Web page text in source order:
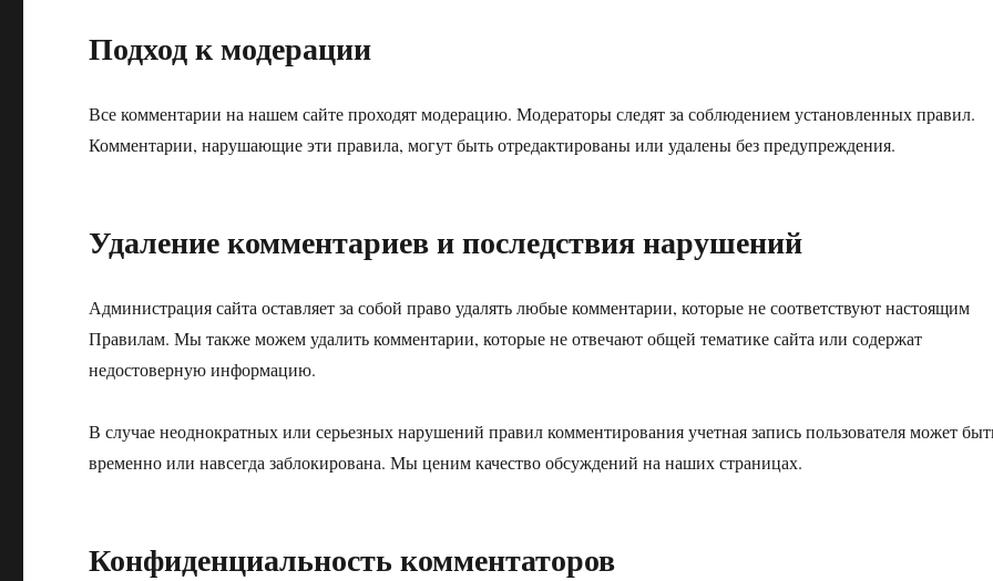
Подход к модерации
Все комментарии на нашем сайте проходят модерацию. Модераторы следят за соблюдением установленных правил.
Комментарии, нарушающие эти правила, могут быть отредактированы или удалены без предупреждения.
Удаление комментариев и последствия нарушений
Администрация сайта оставляет за собой право удалять любые комментарии, которые не соответствуют настоящим
Правилам. Мы также можем удалить комментарии, которые не отвечают общей тематике сайта или содержат
недостоверную информацию.
В случае неоднократных или серьезных нарушений правил комментирования учетная запись пользователя может
временно или навсегда заблокирована. Мы ценим качество обсуждений на наших страницах.
Конфиденциальность комментаторов